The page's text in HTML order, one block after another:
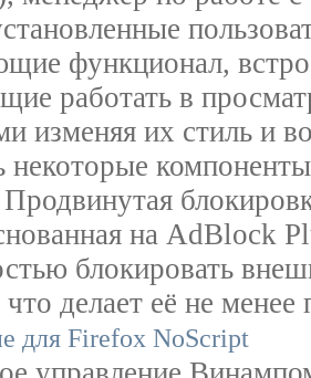
функционал,
работать в
изменяя их стиль и
некоторые
на AdBlock
блокировать
что делает её не менее
для Firefox NoScript